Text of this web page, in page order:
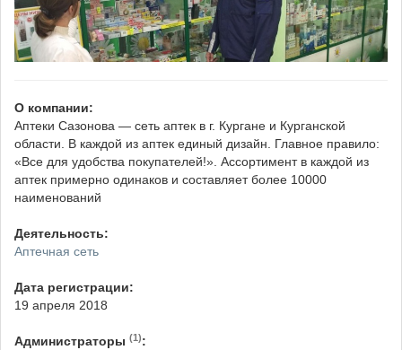
О компании:
Аптеки Сазонова — сеть аптек в г. Кургане и Курганской
области. В каждой из аптек единый дизайн. Главное правило:
«Все для удобства покупателей!». Ассортимент в каждой из
аптек примерно одинаков и составляет более 10000
наименований
Деятельность:
Аптечная сеть
Дата регистрации:
19 апреля 2018
Администраторы (1):